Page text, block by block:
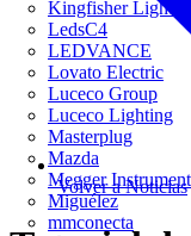
Kingfisher Lighting
LedsC4
LEDVANCE
Lovato Electric
Luceco Group
Luceco Lighting
Masterplug
Mazda
Megger
Miguélez
mmconecta
Volver a Noticias